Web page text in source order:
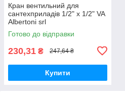
Кран вентильний для
сантехприладів 1/2" х 1/2" VA
Albertoni srl
Готово до відправки
230,31 ₴ 247,64 ₴
Купити